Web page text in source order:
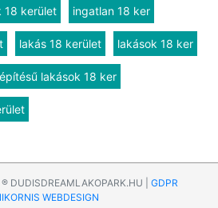
18 kerület ingatlan 18 ker
lakás 18 kerület lakások 18 ker
lakások 18 ker
DUDISDREAMLAKOPARK.HU | GDPR
WEBDESIGN